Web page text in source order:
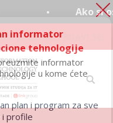
Ako si ostao
tek početak.PRIJAVI SE!
informator
tehnologije
informator
u kome ćete
plan i program za sve
profile